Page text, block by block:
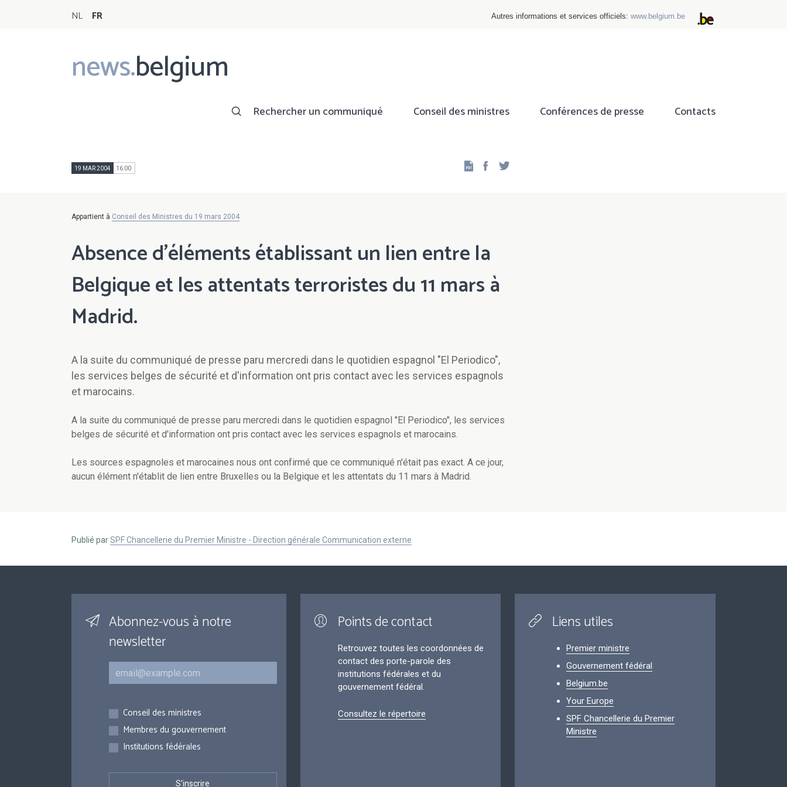
NL FR Autres informations et services officiels: www.belgium.be
news.belgium
Main
navigation
Rechercher un communiqué Conseil des ministres Conférences de presse Contacts
19 MAR 2004 16:00 Facebook
Appartient à Conseil des Ministres du 19 mars 2004
Absence d'éléments établissant un lien entre la
Belgique et les attentats terroristes du 11 mars à
Madrid.
A la suite du communiqué de presse paru mercredi dans le quotidien espagnol "El Periodico",
les services belges de sécurité et d'information ont pris contact avec les services espagnols
et marocains.
A la suite du communiqué de presse paru mercredi dans le quotidien espagnol "El Periodico", les services
belges de sécurité et d'information ont pris contact avec les services espagnols et marocains.
Les sources espagnoles et marocaines nous ont confirmé que ce communiqué n'était pas exact. A ce jour,
aucun élément n'établit de lien entre Bruxelles ou la Belgique et les attentats du 11 mars à Madrid.
Publié parSPF Chancellerie du Premier Ministre - Direction générale Communication externe
Abonnez-vous à notre
newsletter
Courriel
Inscriptions
Conseil des ministres
Membres du gouvernement
Institutions fédérales
Points de contact
Retrouvez toutes les coordonnées de
contact des porte-parole des
institutions fédérales et du
gouvernement fédéral.
Consultez le répertoire
Liens utiles
Premier ministre
Gouvernement fédéral
Belgium.be
Your Europe
SPF Chancellerie du Premier
Ministre